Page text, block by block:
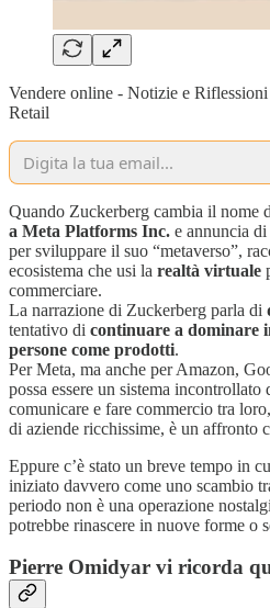
Vendere online - Notizie e
Retail
Quando Zuckerberg cambia il nome
a Meta Platforms Inc. e annuncia
per sviluppare il suo “metaverso”,
ecosistema che usi la realtà virtuale
commerciare.
La narrazione di Zuckerberg parla di
tentativo di continuare a dominare
persone come prodotti.
Per Meta, ma anche per Amazon,
possa essere un sistema
comunicare e fare commercio tra
di aziende ricchissime, è un affronto
Eppure c’è stato un breve tempo in
iniziato davvero come uno scambio
periodo non è una operazione
potrebbe rinascere in nuove forme o
Pierre Omidyar vi ricorda